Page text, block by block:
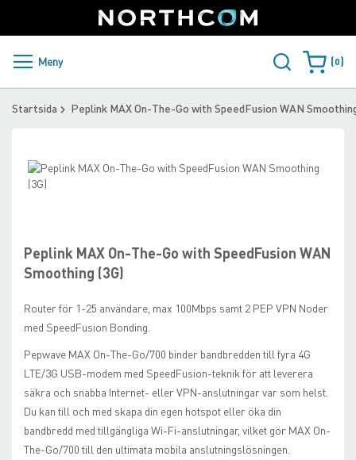
to
Content
Sweden
PRODUKTER OCH LÖSNINGAR
ÅTERFÖRSÄLJARE
LADDA NER
Meny Varukorgen
0
Startsida Peplink MAX On-The-Go with SpeedFusion WAN
Peplink MAX On-The-Go with SpeedFusion WAN
Smoothing (3G)
Router för 1-25 användare, max 100Mbps samt 2 PEP VPN Noder
med SpeedFusion Bonding.
Pepwave MAX On-The-Go/700 binder bandbredden till fyra 4G
LTE/3G USB-modem med SpeedFusion-teknik för att leverera
säkra och snabba Internet- eller VPN-anslutningar var som helst.
Du kan till och med skapa din egen hotspot eller öka din
bandbredd med tillgängliga Wi-Fi-anslutningar, vilket gör MAX On-
The-Go/700 till den ultimata mobila anslutningslösningen.
Skip
to
the
images
gallery
beginning
of
the
gallery